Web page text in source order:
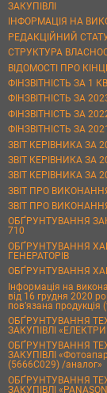
ЗАКУПІВЛІ
ІНФОРМАЦІЯ НА
РЕДАКЦІЙНИЙ
СТРУКТУРА
ВІДОМОСТІ ПРО
ФІНЗВІТНІСТЬ ЗА 1
ФІНЗВІТНІСТЬ ЗА
ФІНЗВІТНІСТЬ ЗА
ФІНЗВІТНІСТЬ ЗА
ЗВІТ КЕРІВНИКА ЗА
ЗВІТ КЕРІВНИКА ЗА
ЗВІТ КЕРІВНИКА ЗА
ЗВІТ ПРО
ЗВІТ ПРО
ОБҐРУНТУВАННЯ
710
ОБҐРУНТУВАННЯ
ГЕНЕРАТОРІВ
ОБҐРУНТУВАННЯ
Інформація на
від 16 грудня 2020
пов’язана продукція
ОБҐРУНТУВАННЯ
ЗАКУПІВЛІ
ОБҐРУНТУВАННЯ
ЗАКУПІВЛІ
(5666C029) /аналог»
ОБҐРУНТУВАННЯ
ЗАКУПІВЛІ